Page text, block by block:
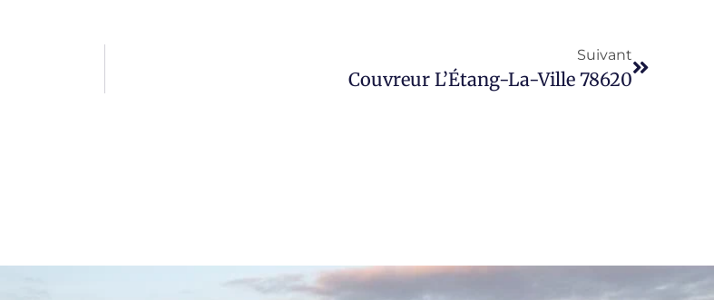
Suivant
Couvreur L’Étang-La-Ville 78620